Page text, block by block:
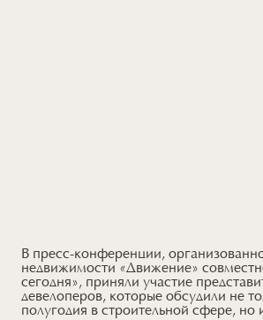
В пресс-конференции,
недвижимости «Движение»
сегодня», приняли участие
девелоперов, которые обсудили не
полугодия в строительной сфере, но